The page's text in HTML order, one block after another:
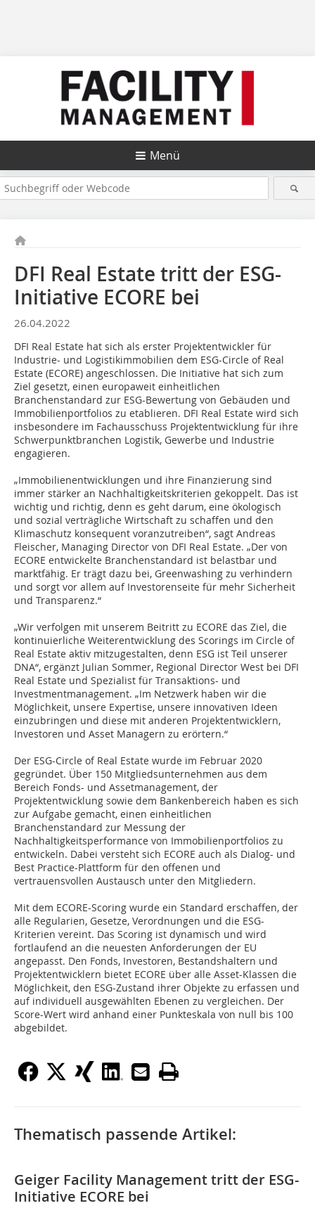
Menü
DFI Real Estate tritt der ESG-
Initiative ECORE bei
26.04.2022
DFI Real Estate hat sich als erster Projektentwickler für
Industrie- und Logistikimmobilien dem ESG-Circle of Real
Estate (ECORE) angeschlossen. Die Initiative hat sich zum
Ziel gesetzt, einen europaweit einheitlichen
Branchenstandard zur ESG-Bewertung von Gebäuden und
Immobilienportfolios zu etablieren. DFI Real Estate wird sich
insbesondere im Fachausschuss Projektentwicklung für ihre
Schwerpunktbranchen Logistik, Gewerbe und Industrie
engagieren.
„Immobilienentwicklungen und ihre Finanzierung sind
immer stärker an Nachhaltigkeitskriterien gekoppelt. Das ist
wichtig und richtig, denn es geht darum, eine ökologisch
und sozial verträgliche Wirtschaft zu schaffen und den
Klimaschutz konsequent voranzutreiben“, sagt Andreas
Fleischer, Managing Director von DFI Real Estate. „Der von
ECORE entwickelte Branchenstandard ist belastbar und
marktfähig. Er trägt dazu bei, Greenwashing zu verhindern
und sorgt vor allem auf Investorenseite für mehr Sicherheit
und Transparenz.“
„Wir verfolgen mit unserem Beitritt zu ECORE das Ziel, die
kontinuierliche Weiterentwicklung des Scorings im Circle of
Real Estate aktiv mitzugestalten, denn ESG ist Teil unserer
DNA“, ergänzt Julian Sommer, Regional Director West bei DFI
Real Estate und Spezialist für Transaktions- und
Investmentmanagement. „Im Netzwerk haben wir die
Möglichkeit, unsere Expertise, unsere innovativen Ideen
einzubringen und diese mit anderen Projektentwicklern,
Investoren und Asset Managern zu erörtern.“
Der ESG-Circle of Real Estate wurde im Februar 2020
gegründet. Über 150 Mitgliedsunternehmen aus dem
Bereich Fonds- und Assetmanagement, der
Projektentwicklung sowie dem Bankenbereich haben es sich
zur Aufgabe gemacht, einen einheitlichen
Branchenstandard zur Messung der
Nachhaltigkeitsperformance von Immobilienportfolios zu
entwickeln. Dabei versteht sich ECORE auch als Dialog- und
Best Practice-Plattform für den offenen und
vertrauensvollen Austausch unter den Mitgliedern.
Mit dem ECORE-Scoring wurde ein Standard erschaffen, der
alle Regularien, Gesetze, Verordnungen und die ESG-
Kriterien vereint. Das Scoring ist dynamisch und wird
fortlaufend an die neuesten Anforderungen der EU
angepasst. Den Fonds, Investoren, Bestandshaltern und
Projektentwicklern bietet ECORE über alle Asset-Klassen die
Möglichkeit, den ESG-Zustand ihrer Objekte zu erfassen und
auf individuell ausgewählten Ebenen zu vergleichen. Der
Score-Wert wird anhand einer Punkteskala von null bis 100
abgebildet.
Thematisch passende Artikel:
Geiger Facility Management tritt der ESG-
Initiative ECORE bei